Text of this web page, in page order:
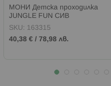
МОНИ Детска проходилка
JUNGLE FUN СИВ
SKU: 163315
40,38 € / 78,98 лв.